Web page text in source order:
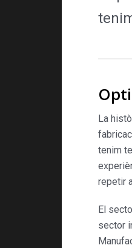
La
tenim
repetir
El
sector